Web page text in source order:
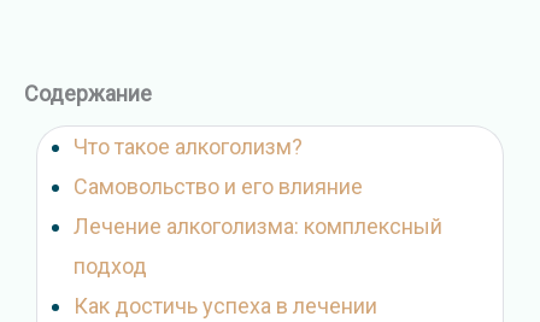
Содержание
Что такое алкоголизм?
Самовольство и его влияние
Лечение алкоголизма: комплексный
подход
Как достичь успеха в лечении